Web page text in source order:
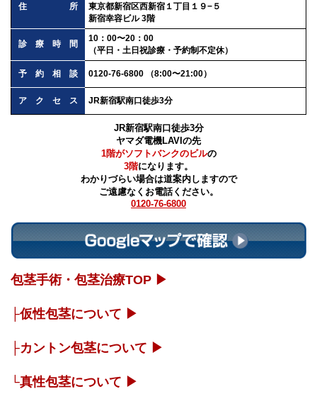
住所
東京都新宿区西新宿１丁目１９−５
新宿幸容ビル 3階
診療時間
10：00〜20：00
（平日・土日祝診療・予約制不定休）
予約相談 0120-76-6800 （8:00〜21:00）
アクセス JR新宿駅南口徒歩3分
JR新宿駅南口徒歩3分
ヤマダ電機LAVIの先
1階がソフトバンクのビルの
3階になります。
わかりづらい場合は道案内しますので
ご遠慮なくお電話ください。
0120-76-6800
包茎手術・包茎治療TOP ▶
├仮性包茎について ▶
├カントン包茎について ▶
└真性包茎について ▶